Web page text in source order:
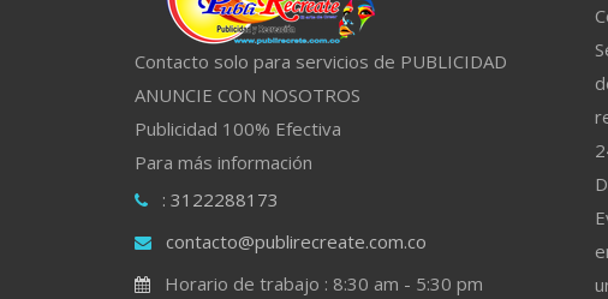
Contacto solo para servicios de PUBLICIDAD
ANUNCIE CON NOSOTROS
Publicidad 100% Efectiva
Para más información
: 3122288173
contacto@publirecreate.com.co
Horario de trabajo : 8:30 am - 5:30 pm